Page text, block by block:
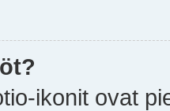
ikonit ovat